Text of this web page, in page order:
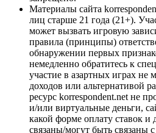
Материалы сайта
лиц старше 21 года (21+).
может вызвать игровую
правила (принципы)
обнаружении первых
немедленно обратитесь к
участие в азартных играх не
доходов или альтернативой
ресурс korrespondent.net не
и/или виртуальные деньги,
какой форме оплату ставок и
связаны/могут быть связаны